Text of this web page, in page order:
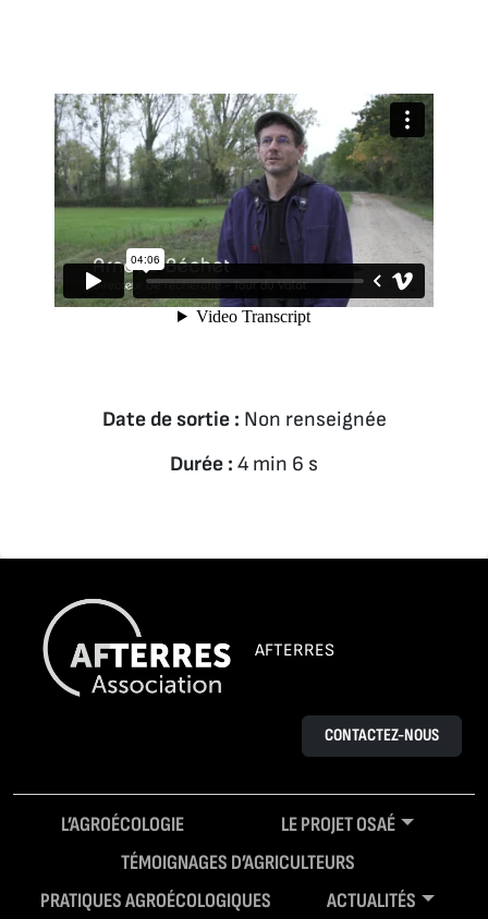
Date de sortie : Non renseignée
Durée : 4 min 6 s
AFTERRES
CONTACTEZ-NOUS
L’AGROÉCOLOGIE
LE PROJET OSAÉ
TÉMOIGNAGES D’AGRICULTEURS
PRATIQUES AGROÉCOLOGIQUES
ACTUALITÉS